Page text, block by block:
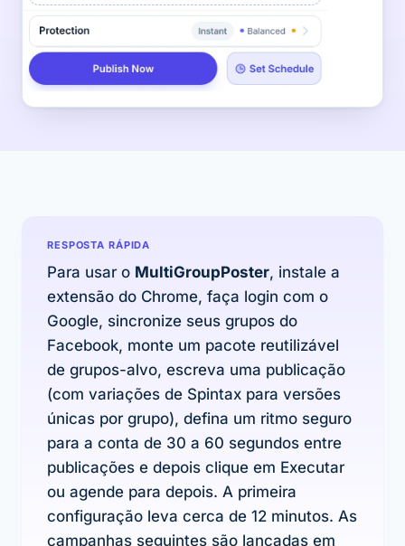
RESPOSTA RÁPIDA
Para usar o MultiGroupPoster, instale a
extensão do Chrome, faça login com o
Google, sincronize seus grupos do
Facebook, monte um pacote reutilizável
de grupos-alvo, escreva uma publicação
(com variações de Spintax para versões
únicas por grupo), defina um ritmo seguro
para a conta de 30 a 60 segundos entre
publicações e depois clique em Executar
ou agende para depois. A primeira
configuração leva cerca de 12 minutos. As
campanhas seguintes são lançadas em